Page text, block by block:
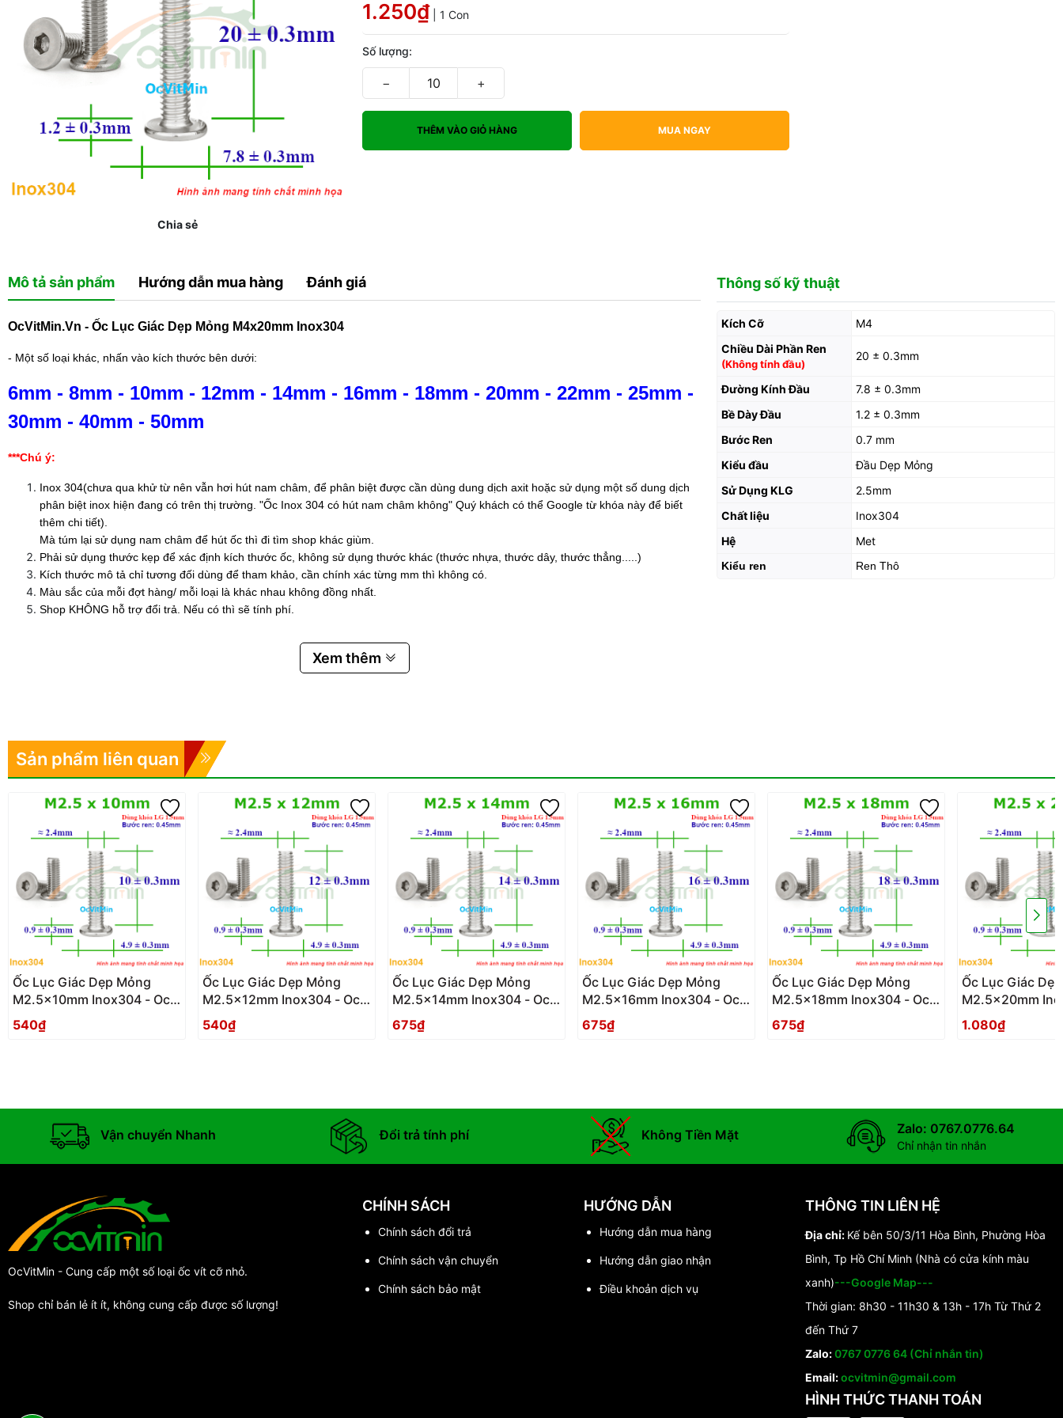
Chia sẻ
1.250₫ | 1 Con
Số lượng:
− +
THÊM VÀO GIỎ HÀNG MUA NGAY
Mô tả sản phẩm Hướng dẫn mua hàng Đánh giá
OcVitMin.Vn - Ốc Lục Giác Dẹp Mỏng M4x20mm Inox304
- Một số loại khác, nhấn vào kích thước bên dưới:
6mm - 8mm - 10mm - 12mm - 14mm - 16mm - 18mm - 20mm - 22mm - 25mm -
30mm - 40mm - 50mm
***Chú ý:
Inox 304(chưa qua khử từ nên vẫn hơi hút nam châm, để phân biệt được cần dùng dung dịch axit hoặc sử dụng một số dung dịch
phân biệt inox hiện đang có trên thị trường. "Ốc Inox 304 có hút nam châm không" Quý khách có thể Google từ khóa này để biết
thêm chi tiết).
Mà túm lại sử dụng nam châm để hút ốc thì đi tìm shop khác giùm.
Phải sử dụng thước kẹp để xác định kích thước ốc, không sử dụng thước khác (thước nhựa, thước dây, thước thẳng.....)
Kích thước mô tả chỉ tương đối dùng để tham khảo, cần chính xác từng mm thì không có.
Màu sắc của mỗi đợt hàng/ mỗi loại là khác nhau không đồng nhất.
Shop KHÔNG hỗ trợ đổi trả. Nếu có thì sẽ tính phí.
Xem thêm
Thông số kỹ thuật
Kích Cỡ
M4
Chiều Dài Phần Ren
(Không tính đầu)
20 ± 0.3mm
Đường Kính Đầu
7.8 ± 0.3mm
Bề Dày Đầu
1.2 ± 0.3mm
Bước Ren
0.7 mm
Kiểu đầu
Đầu Dẹp Mỏng
Sử Dụng KLG
2.5mm
Chất liệu
Inox304
Hệ
Met
Kiểu ren Ren Thô
Sản phẩm liên quan
Ốc Lục Giác Dẹp Mỏng
M2.5x10mm Inox304 - Oc
Luc Giac Dep Mong
540₫
Ốc Lục Giác Dẹp Mỏng
M2.5x12mm Inox304 - Oc
Luc Giac Dep Mong
540₫
Ốc Lục Giác Dẹp Mỏng
M2.5x14mm Inox304 - Oc
Luc Giac Dep Mong
675₫
Ốc Lục Giác Dẹp Mỏng
M2.5x16mm Inox304 - Oc
Luc Giac Dep Mong
675₫
Ốc Lục Giác Dẹp Mỏng
M2.5x18mm Inox304 - Oc
Luc Giac Dep Mong
675₫
Ốc Lục Giác
M2.5x20mm
Luc Giac Dep
1.080₫
Vận chuyển Nhanh Đổi trả tính phí Không Tiền Mặt Zalo: 0767.0776.64
Chỉ nhận tin nhắn
OcVitMin - Cung cấp một số loại ốc vít cỡ nhỏ.
Shop chỉ bán lẻ ít ít, không cung cấp được số lượng!
CHÍNH SÁCH
Chính sách đổi trả
Chính sách vận chuyển
Chính sách bảo mật
HƯỚNG DẪN
Hướng dẫn mua hàng
Hướng dẫn giao nhận
Điều khoản dịch vụ
THÔNG TIN LIÊN HỆ
Địa chỉ: Kế bên 50/3/11 Hòa Bình, Phường Hòa
Bình, Tp Hồ Chí Minh (Nhà có cửa kính màu
xanh)---Google Map---
Thời gian: 8h30 - 11h30 & 13h - 17h Từ Thứ 2
đến Thứ 7
Zalo:0767 0776 64 (Chỉ nhắn tin)
Email:ocvitmin@gmail.com
HÌNH THỨC THANH TOÁN